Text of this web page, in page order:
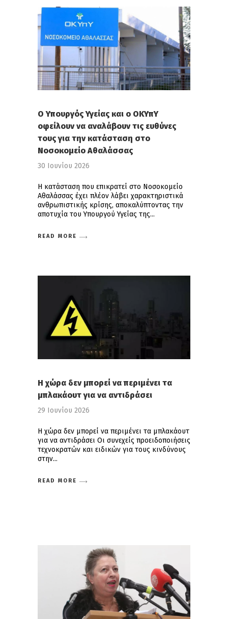
Ο Υπουργός Υγείας και ο ΟΚΥπΥ
οφείλουν να αναλάβουν τις ευθύνες
τους για την κατάσταση στο
Νοσοκομείο Αθαλάσσας
30 Ιουνίου 2026
Η κατάσταση που επικρατεί στο Νοσοκομείο
Αθαλάσσας έχει πλέον λάβει χαρακτηριστικά
ανθρωπιστικής κρίσης, αποκαλύπτοντας την
αποτυχία του Υπουργού Υγείας της
READ MORE
Η χώρα δεν μπορεί να περιμένει τα
μπλακάουτ για να αντιδράσει
29 Ιουνίου 2026
Η χώρα δεν μπορεί να περιμένει τα μπλακάουτ
για να αντιδράσει Οι συνεχείς προειδοποιήσεις
τεχνοκρατών και ειδικών για τους κινδύνους
στην
READ MORE